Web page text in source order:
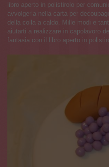
libro aperto in polistirolo per
avvolgerla nella carta per
della colla a caldo. Mille modi e
aiutarti a realizzare in capolavoro
fantasia con il libro aperto in